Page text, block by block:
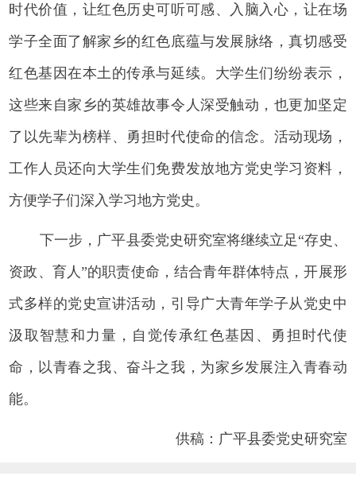
时代价值，让红色历史可听可感、入脑入心，让在场
学子全面了解家乡的红色底蕴与发展脉络，真切感受
红色基因在本土的传承与延续。大学生们纷纷表示，
这些来自家乡的英雄故事令人深受触动，也更加坚定
了以先辈为榜样、勇担时代使命的信念。活动现场，
工作人员还向大学生们免费发放地方党史学习资料，
方便学子们深入学习地方党史。
下一步，广平县委党史研究室将继续立足“存史、
资政、育人”的职责使命，结合青年群体特点，开展形
式多样的党史宣讲活动，引导广大青年学子从党史中
汲取智慧和力量，自觉传承红色基因、勇担时代使
命，以青春之我、奋斗之我，为家乡发展注入青春动
能。
供稿：广平县委党史研究室